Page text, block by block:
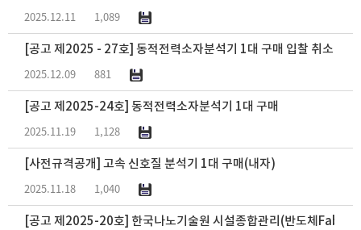
2025.12.11 1,089
[공고 제2025 - 27호] 동적전력소자분석기 1대 구매 입찰 취소 공고
2025.12.09 881
[공고 제2025-24호] 동적전력소자분석기 1대 구매
2025.11.19 1,128
[사전규격공개] 고속 신호질 분석기 1대 구매(내자)
2025.11.18 1,040
[공고 제2025-20호] 한국나노기술원 시설종합관리(반도체Fab시